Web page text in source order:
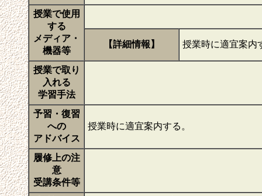
授業で使用
する
メディア・
機器等
【詳細情報】 授業時に適宜案内
授業で取り
入れる
学習手法
予習・復習
への
アドバイス
授業時に適宜案内する。
履修上の注
意
受講条件等